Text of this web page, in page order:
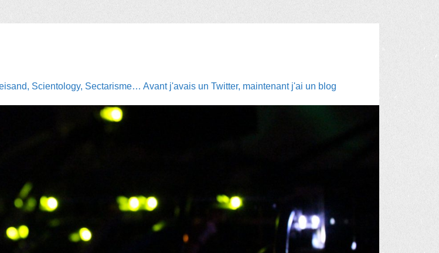
Scientology, Sectarisme… Avant j'avais un Twitter, maintenant j'ai un blog